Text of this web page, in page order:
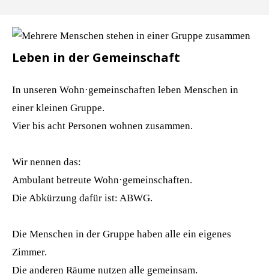
Leben in der Gemeinschaft
In unseren Wohn·gemeinschaften leben Menschen in
einer kleinen Gruppe.
Vier bis acht Personen wohnen zusammen.
Wir nennen das:
Ambulant betreute Wohn·gemeinschaften.
Die Abkürzung dafür ist: ABWG.
Die Menschen in der Gruppe haben alle ein eigenes
Zimmer.
Die anderen Räume nutzen alle gemeinsam.